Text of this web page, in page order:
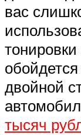
вас
двойной
тысяч